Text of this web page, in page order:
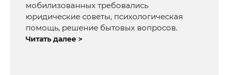
мобилизованных требовались
юридические советы, психологическая
помощь, решение бытовых вопросов.
Читать далее >